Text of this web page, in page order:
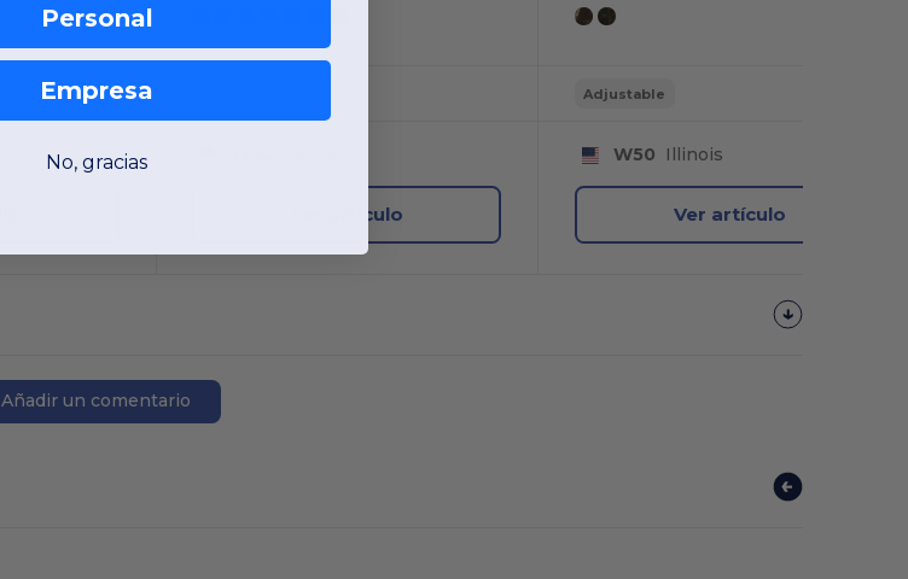
Ver artículo
Adjustable
W50 Illinois
Ver artículo
Añadir un comentario
Personal
Empresa
No, gracias